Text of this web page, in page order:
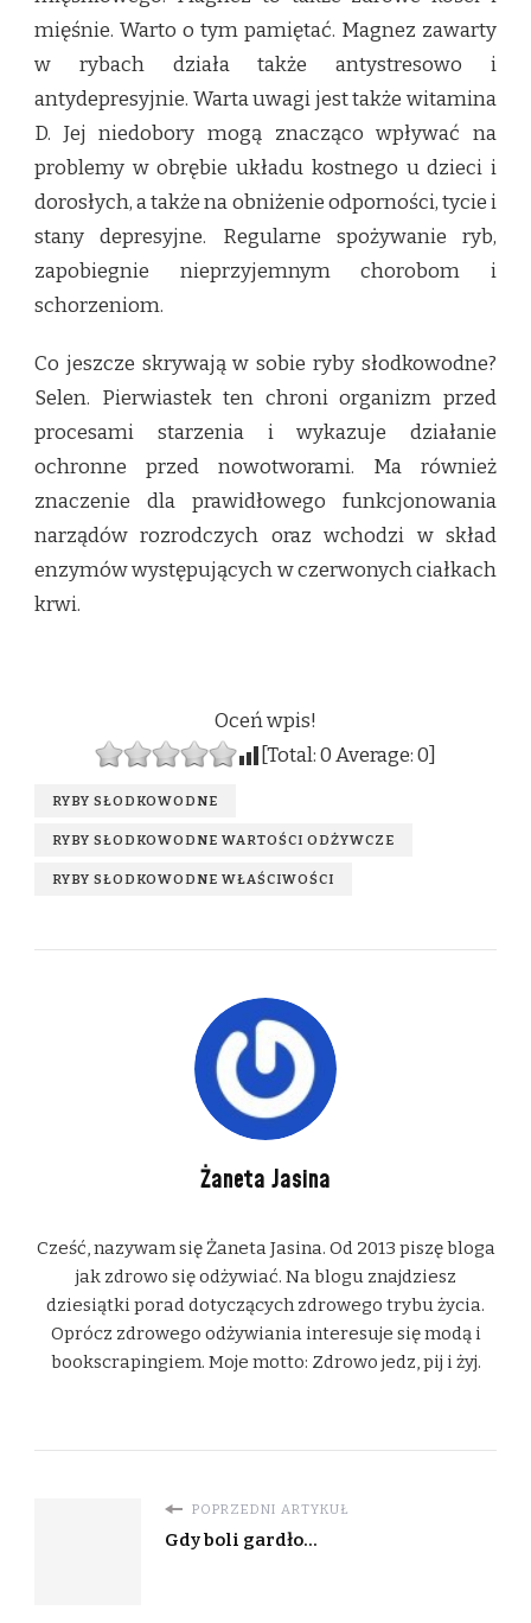
mięśnie. Warto o tym pamiętać. Magnez zawarty
w rybach działa także antystresowo i
antydepresyjnie. Warta uwagi jest także witamina
D. Jej niedobory mogą znacząco wpływać na
problemy w obrębie układu kostnego u dzieci i
dorosłych, a także na obniżenie odporności, tycie i
stany depresyjne. Regularne spożywanie ryb,
zapobiegnie nieprzyjemnym chorobom i
schorzeniom.
Co jeszcze skrywają w sobie ryby słodkowodne?
Selen. Pierwiastek ten chroni organizm przed
procesami starzenia i wykazuje działanie
ochronne przed nowotworami. Ma również
znaczenie dla prawidłowego funkcjonowania
narządów rozrodczych oraz wchodzi w skład
enzymów występujących w czerwonych ciałkach
krwi.
Oceń wpis!
[Total:0Average:0]
RYBY SŁODKOWODNE
RYBY SŁODKOWODNE WARTOŚCI ODŻYWCZE
RYBY SŁODKOWODNE WŁAŚCIWOŚCI
Żaneta Jasina
Cześć, nazywam się Żaneta Jasina. Od 2013 piszę bloga
jak zdrowo się odżywiać. Na blogu znajdziesz
dziesiątki porad dotyczących zdrowego trybu życia.
Oprócz zdrowego odżywiania interesuje się modą i
bookscrapingiem. Moje motto: Zdrowo jedz, pij i żyj.
POPRZEDNI ARTYKUŁ
Gdy boli gardło...